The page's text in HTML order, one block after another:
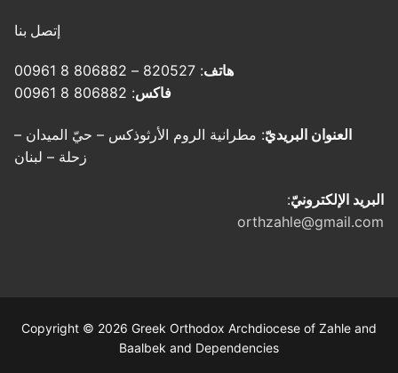
إتصل بنا
هاتف: 820527 – 806882 8 00961
فاكس: 806882 8 00961
العنوان البريديّ: مطرانية الروم الأرثوذكس – حيّ الميدان –
زحلة – لبنان
البريد الإلكترونيّ:
orthzahle@gmail.com
Copyright © 2026 Greek Orthodox Archdiocese of Zahle and
Baalbek and Dependencies